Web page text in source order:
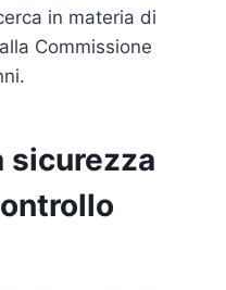
in materia di
Commissione
sicurezza